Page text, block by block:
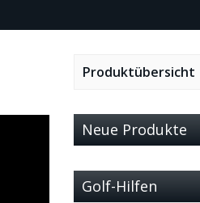
Produktübersicht
Neue Produkte
Golf-Hilfen